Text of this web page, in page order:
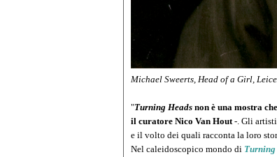
Michael Sweerts, Head of a Girl,
"Turning Heads non è una mostra
il curatore Nico Van Hout-. Gli artisti
e il volto dei quali racconta la loro
Nel caleidoscopico mondo di Turning